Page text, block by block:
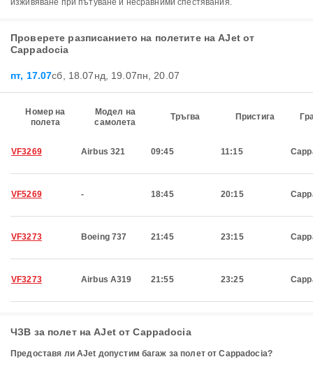
изживяване при пътуване и несравними спестявания.
Проверете разписанието на полетите на AJet от
Cappadocia
пт, 17.07сб, 18.07нд, 19.07пн, 20.07
Номер на
полета
Модел на
самолета
Тръгва Пристига
VF3269 Airbus 321 09:45 11:15
VF5269 - 18:45 20:15
VF3273 Boeing 737 21:45 23:15
VF3273 Airbus A319 21:55 23:25
ЧЗВ за полет на AJet от Cappadocia
Предоставя ли AJet допустим багаж за полет от Cappadocia?